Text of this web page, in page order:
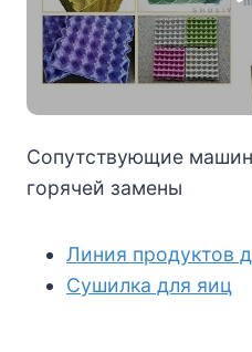
Сопутствующие
горячей замены
Линия продуктов
Сушилка для яиц